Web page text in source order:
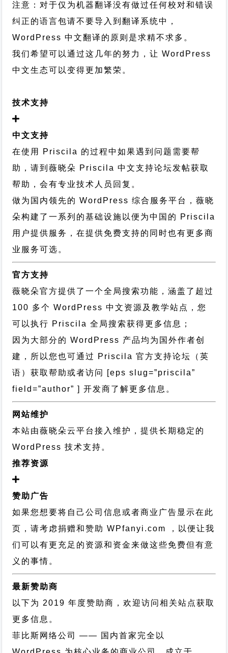
注意：对于仅为机器翻译没有做过任何校对和错误
纠正的语言包请不要导入到翻译系统中，
WordPress 中文翻译的原则 是求精不求多。
我们希望可以通过这几年的努力，让 WordPress
中文生态可以变得更加繁荣。
技术支持
中文支持
在使用 Priscila 的过程中如果遇到问题需要帮
助，请到薇晓朵 Priscila 中文支持论坛发帖获取
帮助，会有专业技术人员回复。
做为国内领先的 WordPress 综合服务平台，薇晓
朵构建了一系列的基础设施以便为中国的 Priscila
用户提供服务，在提供免费支持的同时也有更多商
业服务可选。
官方支持
薇晓朵官方提供了一个全局搜索功能，涵盖了超过
100 多个 WordPress 中文资源及教学站点，您
可以执行 Priscila 全局搜索获得更多信息；
因为大部分的 WordPress 产品均为国外作者创
建，所以您也可通过 Priscila 官方支持论坛
（英
语）获取帮助或者访问 [eps slug=”priscila”
field=”author” ] 开发商了解更多信息。
网站维护
本站由薇晓朵云平台接入维护，提供长期稳定的
WordPress 技术支持 。
推荐资源
赞助广告
如果您想要将自己公司信息或者商业广告显示在此
页，请考虑捐赠和赞助 WPfanyi.com ，以便让我
们可以有更充足的资源和资金来做这些免费但有意
义的事情。
最新赞助商
以下为 2019 年度赞助商，欢迎访问相关站点获取
更多信息。
菲比斯网络公司
—— 国内首家完全以